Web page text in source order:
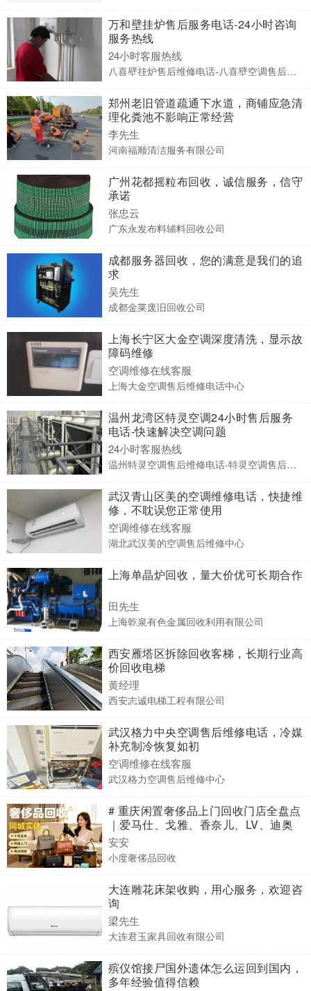
万和壁挂炉售后服务电话-24小时咨询
服务热线
24小时客服热线
八喜壁挂炉售后维修电话-八喜壁空调售后服务点电话
郑州老旧管道疏通下水道，商铺应急清
理化粪池不影响正常经营
李先生
河南福顺清洁服务有限公司
广州花都摇粒布回收，诚信服务，信守
承诺
张忠云
广东永发布料辅料回收公司
成都服务器回收，您的满意是我们的追
求
吴先生
成都金莱废旧回收公司
上海长宁区大金空调深度清洗，显示故
障码维修
空调维修在线客服
上海大金空调售后维修电话中心
温州龙湾区特灵空调24小时售后服务
电话-快速解决空调问题
24小时客服热线
温州特灵空调售后维修电话-特灵空调售后服务点电话
武汉青山区美的空调维修电话，快捷维
修，不耽误您正常使用
空调维修在线客服
湖北武汉美的空调售后维修中心
上海单晶炉回收，量大价优可长期合作
田先生
上海乾泉有色金属回收利用有限公司
西安雁塔区拆除回收客梯，长期行业高
价回收电梯
黄经理
西安志诚电梯工程有限公司
武汉格力中央空调售后维修电话，冷媒
补充制冷恢复如初
空调维修在线客服
武汉格力空调售后维修中心
# 重庆闲置奢侈品上门回收门店全盘点
｜爱马仕、戈雅、香奈儿、LV、迪奥
本地变现行情6大连锁门店实测指南 重
庆坐拥解放碑、观音桥万象城、时代天
街、光环购物公园、南坪万达、渝北吾
悦广场等一众高端商业地标
安安
小度奢侈品回收
大连雕花床架收购，用心服务，欢迎咨
询
梁先生
大连君玉家具回收有限公司
殡仪馆接尸国外遗体怎么运回到国内，
多年经验值得信赖